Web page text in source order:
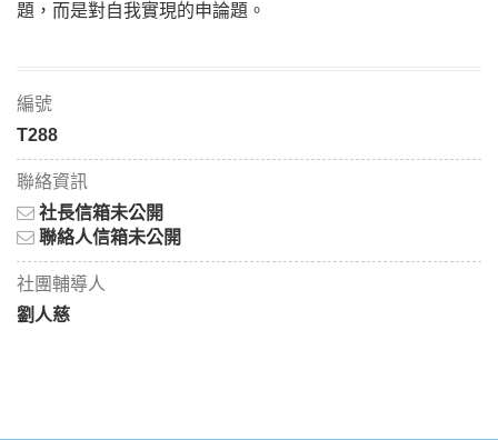
題，而是對自我實現的申論題。
編號
T288
聯絡資訊
社長信箱未公開
聯絡人信箱未公開
社團輔導人
劉人慈